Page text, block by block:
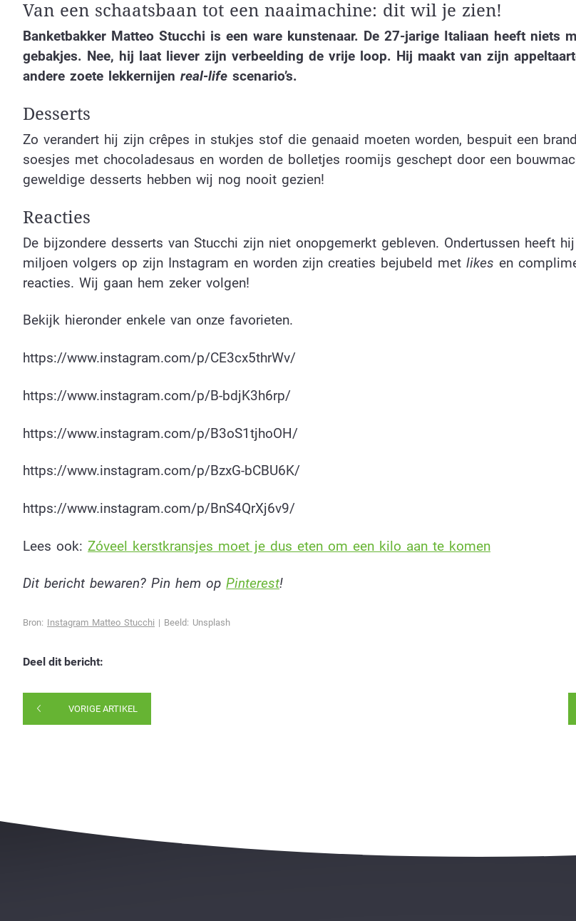
Van een schaatsbaan tot een naaimachine: dit wil je zien!
Banketbakker Matteo Stucchi is een ware kunstenaar. De 27-jarige Italiaan heeft niets
gebakjes. Nee, hij laat liever zijn verbeelding de vrije loop. Hij maakt van zijn
andere zoete lekkernijen real-life scenario’s.
Desserts
Zo verandert hij zijn crêpes in stukjes stof die genaaid moeten worden, bespuit een
soesjes met chocoladesaus en worden de bolletjes roomijs geschept door een
geweldige desserts hebben wij nog nooit gezien!
Reacties
De bijzondere desserts van Stucchi zijn niet onopgemerkt gebleven. Ondertussen heeft
miljoen volgers op zijn Instagram en worden zijn creaties bejubeld met likes en
reacties. Wij gaan hem zeker volgen!
Bekijk hieronder enkele van onze favorieten.
https://www.instagram.com/p/CE3cx5thrWv/
https://www.instagram.com/p/B-bdjK3h6rp/
https://www.instagram.com/p/B3oS1tjhoOH/
https://www.instagram.com/p/BzxG-bCBU6K/
https://www.instagram.com/p/BnS4QrXj6v9/
Lees ook: Zóveel kerstkransjes moet je dus eten om een kilo aan te komen
Dit bericht bewaren? Pin hem op Pinterest!
Bron: Instagram Matteo Stucchi | Beeld: Unsplash
Deel dit bericht:
VORIGE ARTIKEL